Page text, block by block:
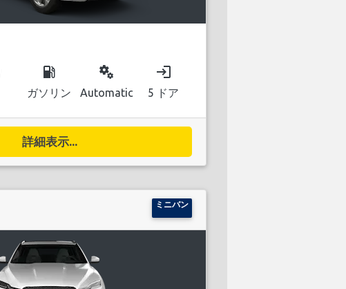
local_gas_station
ガソリン
miscellaneous_services
Automatic
login
5 ドア
詳細表示...
ミニバン